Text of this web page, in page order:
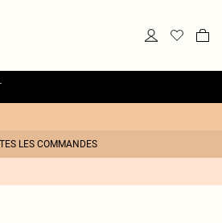
LES COMMANDES